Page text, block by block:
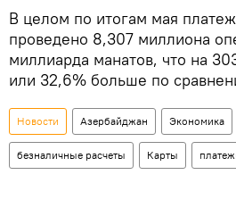
В целом по итогам мая
проведено 8,307 миллиона
миллиарда манатов, что на
или 32,6% больше по
Новости Азербайджан Экономика
безналичные расчеты Карты